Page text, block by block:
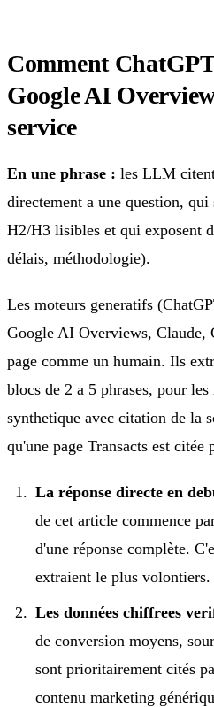
Comment
Google AI
service
En une phrase : les LLM
directement a une question,
H2/H3 lisibles et qui exposent
délais, méthodologie).
Les moteurs generatifs
Google AI Overviews, Claude,
page comme un humain. Ils
blocs de 2 a 5 phrases, pour
synthetique avec citation de la
qu'une page Transacts est citée
La réponse directe en
de cet article commence
d'une réponse complète.
extraient le plus volontiers.
Les données chiffrees
de conversion moyens,
sont prioritairement cités
contenu marketing